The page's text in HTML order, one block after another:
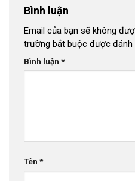
Bình luận
Email của bạn sẽ không
trường bắt buộc được đánh
Bình luận *
Tên *